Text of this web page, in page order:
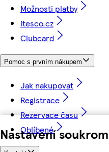
Nastavení
Možnosti platby
itesco.cz
Clubcard
Pomoc s prvním nákupem
Jak nakupovat
Registrace
Rezervace času
Oblíbené